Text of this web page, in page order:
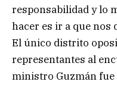
responsabilidad y lo
hacer es ir a que nos
El único distrito
representantes al
ministro Guzmán fue